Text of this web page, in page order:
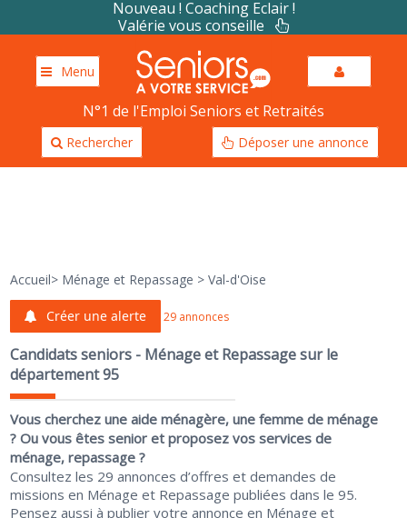
Nouveau ! Coaching Eclair !
Valérie vous conseille
Menu
N°1 de l'Emploi Seniors et Retraités
Rechercher Déposer une annonce
Accueil> Ménage et Repassage >Val-d'Oise
Créer une alerte 29 annonces
Candidats seniors - Ménage et Repassage sur le
département 95
Vous cherchez une aide ménagère, une femme de ménage
? Ou vous êtes senior et proposez vos services de
ménage, repassage ?
Consultez les 29 annonces d’offres et demandes de
missions en Ménage et Repassage publiées dans le 95.
Pensez aussi à publier votre annonce en Ménage et